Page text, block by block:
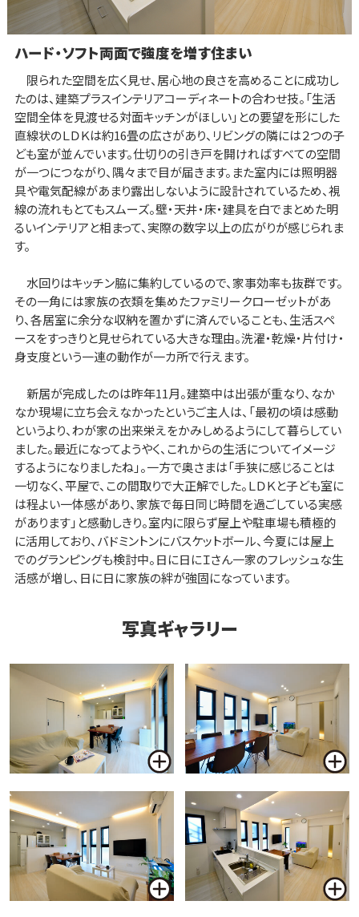
ハード・ソフト両面で強度を増す住まい
限られた空間を広く見せ、居心地の良さを高めることに成功し
たのは、建築プラスインテリアコーディネートの合わせ技。「生活
空間全体を見渡せる対面キッチンがほしい」との要望を形にした
直線状のＬＤＫは約16畳の広さがあり、リビングの隣には２つの子
ども室が並んでいます。仕切りの引き戸を開ければすべての空間
が一つにつながり、隅々まで目が届きます。また室内には照明器
具や電気配線があまり露出しないように設計されているため、視
線の流れもとてもスムーズ。壁・天井・床・建具を白でまとめた明
るいインテリアと相まって、実際の数字以上の広がりが感じられま
す。
水回りはキッチン脇に集約しているので、家事効率も抜群です。
その一角には家族の衣類を集めたファミリークローゼットがあ
り、各居室に余分な収納を置かずに済んでいることも、生活スペ
ースをすっきりと見せられている大きな理由。洗濯・乾燥・片付け・
身支度という一連の動作が一カ所で行えます。
新居が完成したのは昨年11月。建築中は出張が重なり、なか
なか現場に立ち会えなかったというご主人は、「最初の頃は感動
というより、わが家の出来栄えをかみしめるようにして暮らしてい
ました。最近になってようやく、これからの生活についてイメージ
するようになりましたね」。一方で奥さまは「手狭に感じることは
一切なく、平屋で、この間取りで大正解でした。ＬＤＫと子ども室に
は程よい一体感があり、家族で毎日同じ時間を過ごしている実感
があります」と感動しきり。室内に限らず屋上や駐車場も積極的
に活用しており、バドミントンにバスケットボール、今夏には屋上
でのグランピングも検討中。日に日にＩさん一家のフレッシュな生
活感が増し、日に日に家族の絆が強固になっています。
写真ギャラリー